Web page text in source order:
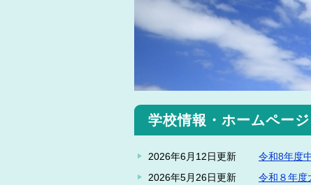
学校情報・ホームページ
2026年6月12日更新
令和8年度
2026年5月26日更新
令和８年度